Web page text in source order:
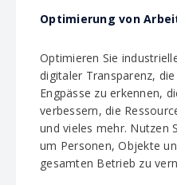
Optimierung von
Optimieren Sie
digitaler Transparenz,
Engpässe zu erkennen,
verbessern, die
und vieles mehr. Nutzen
um Personen, Objekte
gesamten Betrieb zu